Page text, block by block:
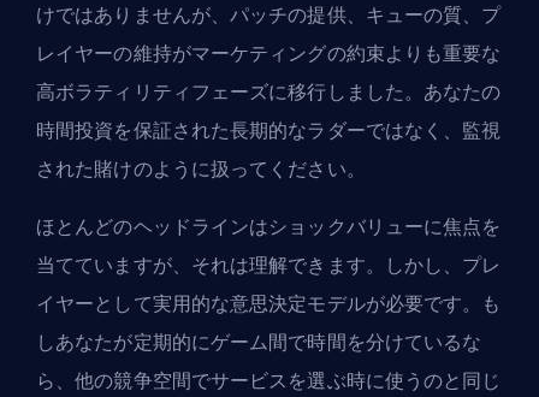
けではありませんが、パッチの提供、キューの質、プ
レイヤーの維持がマーケティングの約束よりも重要な
高ボラティリティフェーズに移行しました。あなたの
時間投資を保証された長期的なラダーではなく、監視
された賭けのように扱ってください。
ほとんどのヘッドラインはショックバリューに焦点を
当てていますが、それは理解できます。しかし、プレ
イヤーとして実用的な意思決定モデルが必要です。も
しあなたが定期的にゲーム間で時間を分けているな
ら、他の競争空間でサービスを選ぶ時に使うのと同じ